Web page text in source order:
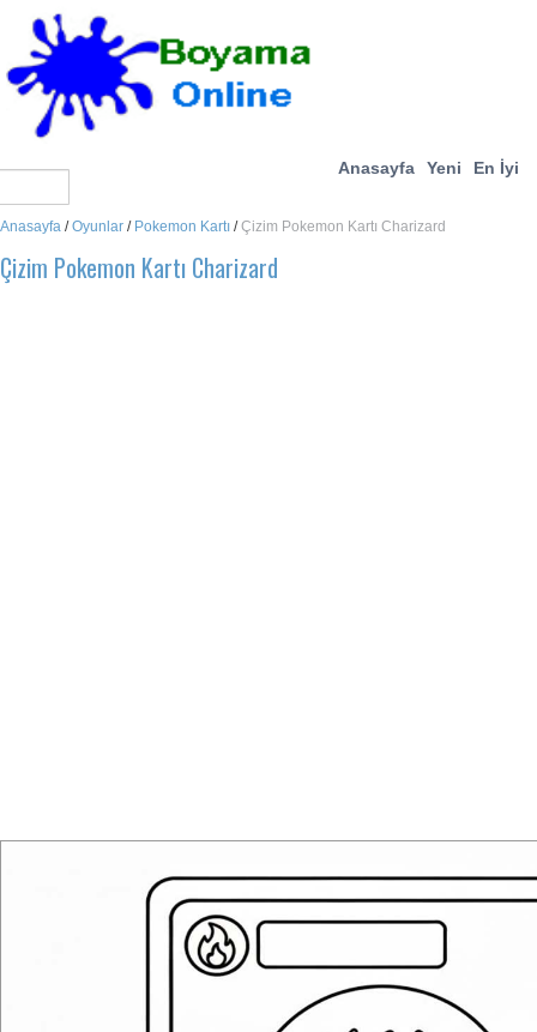
Anasayfa Yeni En İyi
Anasayfa /Oyunlar / Pokemon Kartı /Çizim Pokemon Kartı Charizard
Çizim Pokemon Kartı Charizard